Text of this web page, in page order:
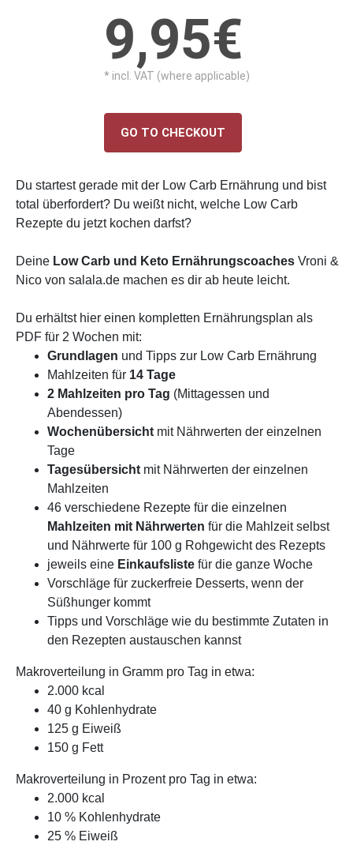
9,95€
* incl. VAT (where applicable)
GO TO CHECKOUT
Du startest gerade mit der Low Carb Ernährung und bist
total überfordert? Du weißt nicht, welche Low Carb
Rezepte du jetzt kochen darfst?
Deine Low Carb und Keto ErnährungscoachesVroni &
Nico von salala.de machen es dir ab heute leicht.
Du erhältst hier einen kompletten Ernährungsplan als
PDF für 2 Wochen mit:
Grundlagen und Tipps zur Low Carb Ernährung
Mahlzeiten für 14 Tage
2 Mahlzeiten pro Tag (Mittagessen und
Abendessen)
Wochenübersicht mit Nährwerten der einzelnen
Tage
Tagesübersichtmit Nährwerten der einzelnen
Mahlzeiten
46 verschiedene Rezepte für die einzelnen
Mahlzeiten mit Nährwerten für die Mahlzeit selbst
und Nährwerte für 100 g Rohgewicht des Rezepts
jeweils eine Einkaufsliste für die ganze Woche
Vorschläge für zuckerfreie Desserts, wenn der
Süßhunger kommt
Tipps und Vorschläge wie du bestimmte Zutaten in
den Rezepten austauschen kannst
Makroverteilung in Gramm pro Tag in etwa:
2.000 kcal
40 g Kohlenhydrate
125 g Eiweiß
150 g Fett
Makroverteilung in Prozent pro Tag in etwa:
2.000 kcal
10 % Kohlenhydrate
25 % Eiweiß